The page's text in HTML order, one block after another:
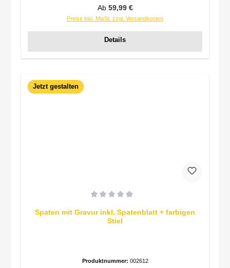
Regulärer Preis:
Ab 59,99 €
Preise inkl. MwSt. zzgl. Versandkosten
Details
Jetzt gestalten
Spaten mit Gravur inkl. Spatenblatt + farbigen
Stiel
Produktnummer: 002612